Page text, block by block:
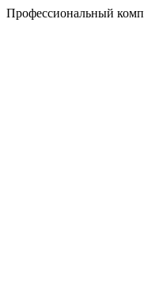
Профессиональный